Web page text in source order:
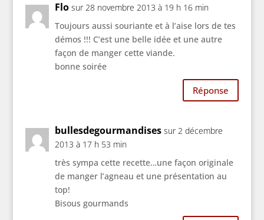
Flo sur 28 novembre 2013 à 19 h 16 min
Toujours aussi souriante et à l’aise lors de tes
démos !!! C’est une belle idée et une autre
façon de manger cette viande.
bonne soirée
Réponse
bullesdegourmandises sur 2 décembre
2013 à 17 h 53 min
très sympa cette recette…une façon originale
de manger l’agneau et une présentation au
top!
Bisous gourmands